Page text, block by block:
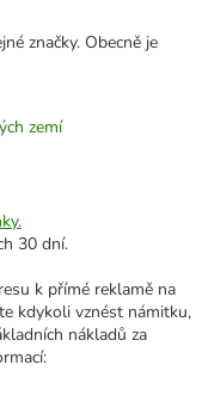
značky. Obecně je
zemí
30 dní.
k přímé reklamě na
kdykoli vznést námitku,
nákladů za